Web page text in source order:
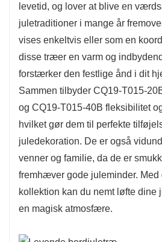
dets robuste grene kan bære
forskellige dekorationer,
at fremvise din unikke julestil.
levetid, og lover at blive en
juletraditioner i mange år
vises enkeltvis eller som en
disse træer en varm og
forstærker den festlige ånd i dit
Sammen tilbyder CQ19-T015-
og CQ19-T015-40B fleksibilitet
hvilket gør dem til perfekte
juledekoration. De er også
venner og familie, da de er
fremhæver gode juleminder. Med
kollektion kan du nemt løfte dine
en magisk atmosfære.